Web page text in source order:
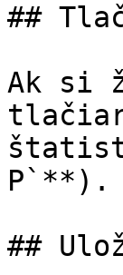
##
Ak si
P`**).
##